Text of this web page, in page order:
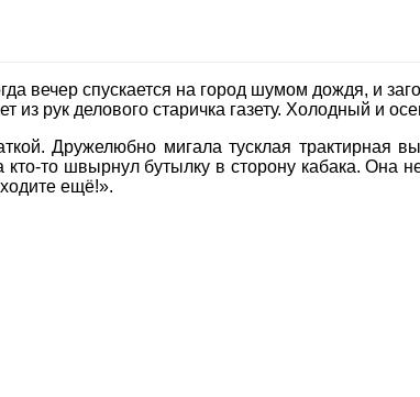
вечер спускается на город шумом дождя, и
рук делового старичка газету. Холодный и
Дружелюбно мигала тусклая трактирная
­то швырнул бутылку в сторону кабака. Она
ещё!».